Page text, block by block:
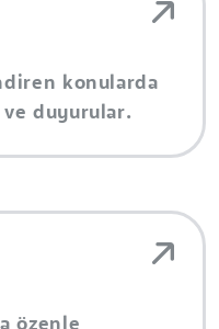
konularda
ve duyurular.
özenle